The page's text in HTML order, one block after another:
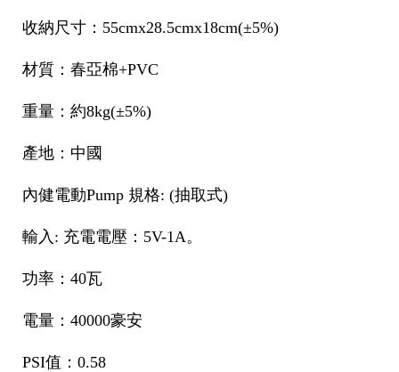
收納尺寸：55cmx28.5cmx18cm(±5%)
材質：春亞棉+PVC
重量：約8kg(±5%)
產地：中國
內健電動Pump 規格: (抽取式)
輸入: 充電電壓：5V-1A。
功率：40瓦
電量：40000豪安
PSI值：0.58